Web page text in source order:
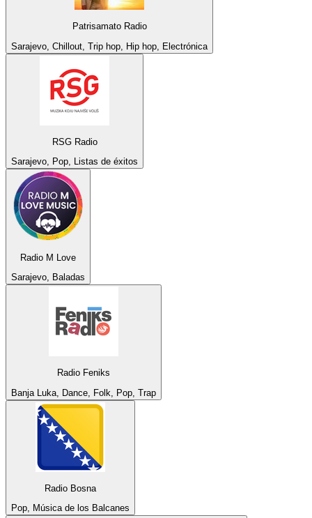
Patrisamato Radio
Sarajevo, Chillout, Trip hop, Hip hop, Electrónica
RSG Radio
Sarajevo, Pop, Listas de éxitos
Radio M Love
Sarajevo, Baladas
Radio Feniks
Banja Luka, Dance, Folk, Pop, Trap
Radio Bosna
Pop, Música de los Balcanes